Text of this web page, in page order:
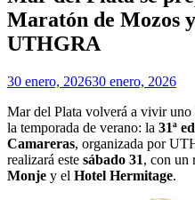
Maratón de Mozos
UTHGRA
30 enero, 202630 enero, 2026
Mar del Plata volverá a vivir uno
la temporada de verano: la 31ª
Camareras, organizada por
realizará este sábado 31, con un
Monje y el Hotel Hermitage.